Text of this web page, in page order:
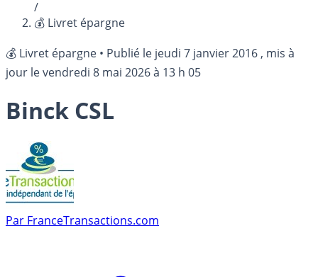
/
💰 Livret épargne
💰 Livret épargne • Publié le jeudi 7 janvier 2016 , mis à
jour levendredi 8 mai 2026 à 13 h 05
Binck CSL
Par FranceTransactions.com